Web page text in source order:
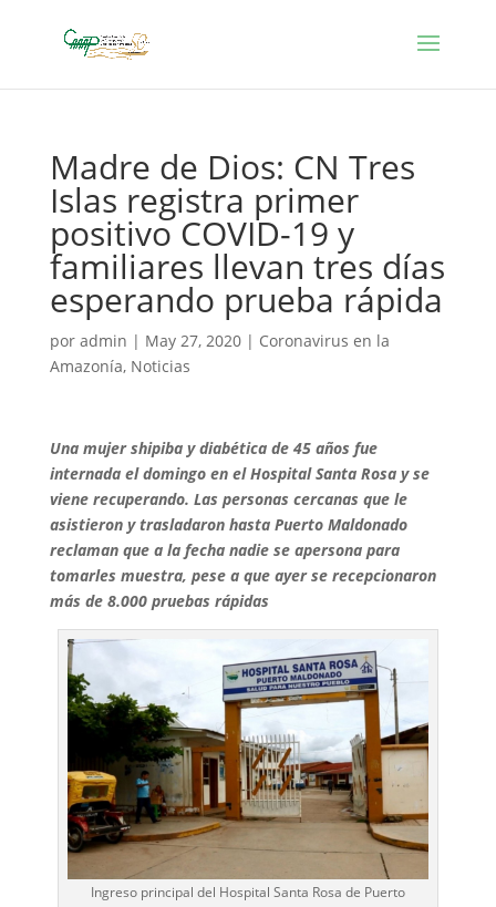
Madre de Dios: CN Tres
Islas registra primer
positivo COVID-19 y
familiares llevan tres días
esperando prueba rápida
por admin | May 27, 2020| Coronavirus en la
Amazonía, Noticias
Una mujer shipiba y diabética de 45 años fue
internada el domingo en el Hospital Santa Rosa y se
viene recuperando. Las personas cercanas que le
asistieron y trasladaron hasta Puerto Maldonado
reclaman que a la fecha nadie se apersona para
tomarles muestra, pese a que ayer se recepcionaron
más de 8.000 pruebas rápidas
Ingreso principal del Hospital Santa Rosa de Puerto